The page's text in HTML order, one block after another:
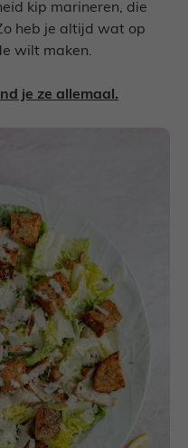
kip marineren, die
heb je altijd wat op
wilt maken.
je ze allemaal.